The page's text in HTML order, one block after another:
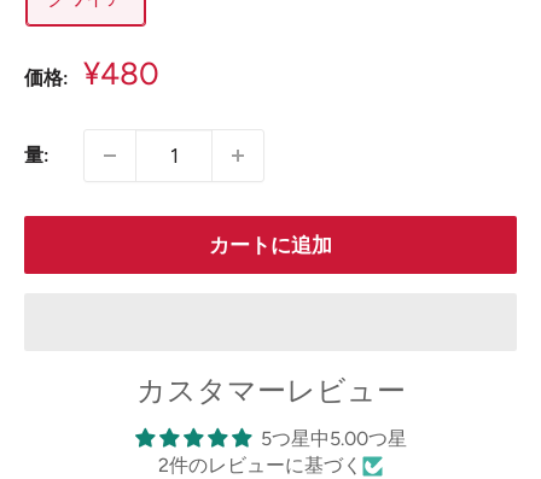
価格:
販
格
¥480
量:
カートに追加
カスタマーレビュー
5つ星中5.00つ星
2件のレビューに基づく